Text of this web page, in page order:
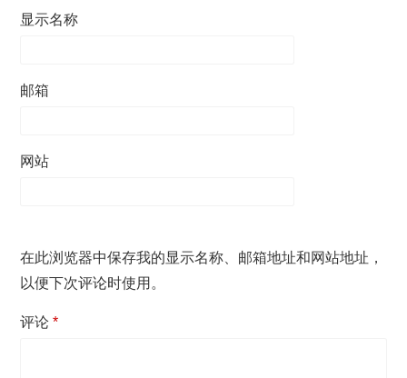
显示名称
邮箱
网站
在此浏览器中保存我的显示名称、邮箱地址和网站地址，
以便下次评论时使用。
评论*